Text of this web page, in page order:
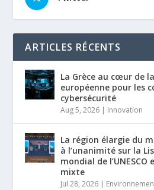
ARTICLES RÉCENTS
La Grèce au cœur de
européenne pour les
cybersécurité
Aug 5, 2026 | Innovation
La région élargie du
à l’unanimité sur la
mondial de
mixte
Jul 28, 2026 |